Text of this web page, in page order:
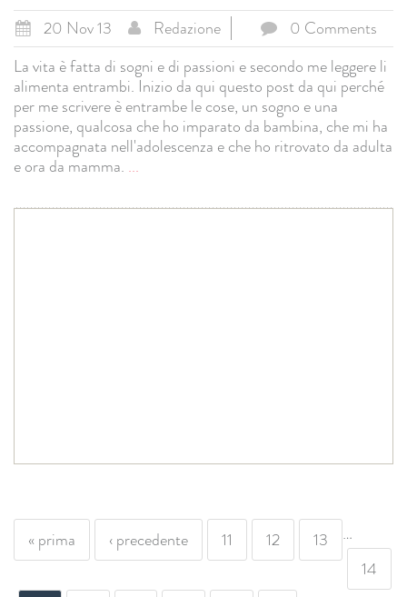
20 Nov 13 Redazione
0 Comments
La vita è fatta di sogni e di passioni e secondo me leggere li
alimenta entrambi. Inizio da qui questo post da qui perché
per me scrivere è entrambe le cose, un sogno e una
passione, qualcosa che ho imparato da bambina, che mi ha
accompagnata nell'adolescenza e che ho ritrovato da adulta
e ora da mamma. ...
PAGINE
« prima ‹ precedente …
11 12
13
14